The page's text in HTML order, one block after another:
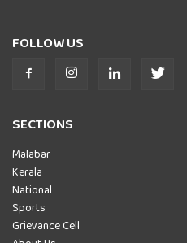
FOLLOW US
SECTIONS
Malabar
Kerala
National
Sports
Grievance Cell